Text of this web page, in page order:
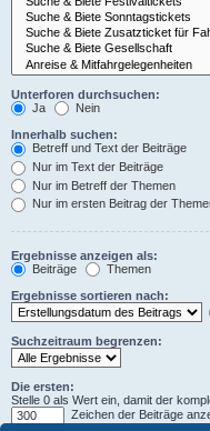
Unterforen durchsuchen:
Ja
Nein
Innerhalb suchen:
Betreff und Text der Beiträge
Nur im Text der Beiträge
Nur im Betreff der Themen
Nur im ersten Beitrag der
Ergebnisse anzeigen als:
Beiträge
Themen
Ergebnisse sortieren nach:
Suchzeitraum begrenzen:
Die ersten:
Stelle 0 als Wert ein, damit der
Zeichen der Beiträge